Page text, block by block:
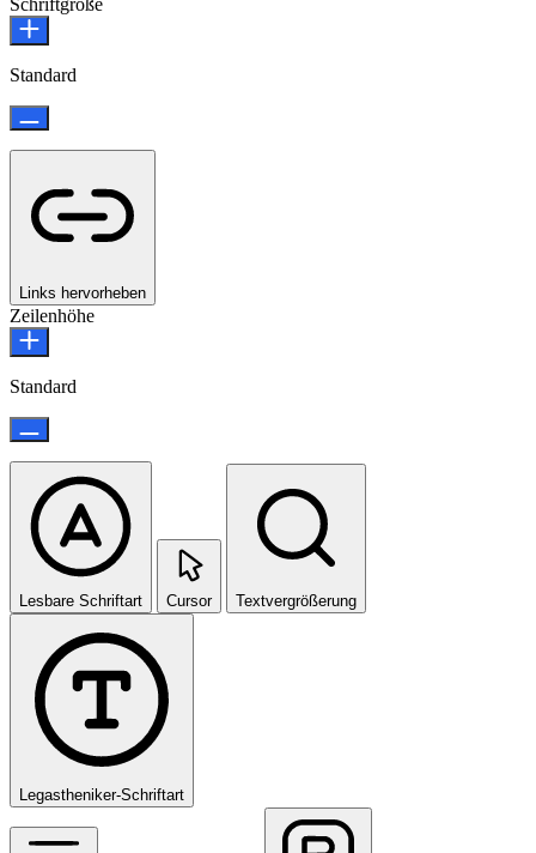
Schriftgröße
Standard
Links hervorheben
Zeilenhöhe
Standard
Lesbare Schriftart Cursor Textvergrößerung
Legastheniker-Schriftart